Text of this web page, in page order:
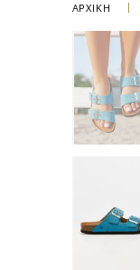
ΑΡΧΙΚΉ